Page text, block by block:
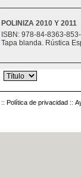
POLINIZA 2010 Y 2011
ISBN: 978-84-8363-
Tapa blanda. Rústica
:: Política de privacidad ::